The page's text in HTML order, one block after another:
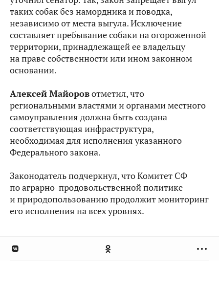
таких собак без намордника и поводка,
независимо от места выгула. Исключение
составляет пребывание собаки на огороженной
территории, принадлежащей ее владельцу
на праве собственности или ином законном
основании.
Алексей Майоровотметил, что
региональными властями и органами местного
самоуправления должна быть создана
соответствующая инфраструктура,
необходимая для исполнения указанного
Федерального закона.
Законодатель подчеркнул, что Комитет СФ
по аграрно-продовольственной политике
и природопользованию продолжит мониторинг
его исполнения на всех уровнях.